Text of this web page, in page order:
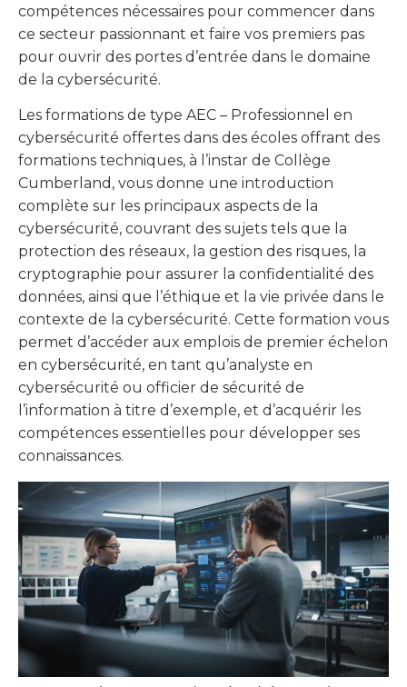
compétences nécessaires pour commencer dans
ce secteur passionnant et faire vos premiers pas
pour ouvrir des portes d’entrée dans le domaine
de la cybersécurité.
Les formations de type AEC – Professionnel en
cybersécurité offertes dans des écoles offrant des
formations techniques, à l’instar de Collège
Cumberland, vous donne une introduction
complète sur les principaux aspects de la
cybersécurité, couvrant des sujets tels que la
protection des réseaux, la gestion des risques, la
cryptographie pour assurer la confidentialité des
données, ainsi que l’éthique et la vie privée dans le
contexte de la cybersécurité. Cette formation vous
permet d’accéder aux emplois de premier échelon
en cybersécurité, en tant qu’analyste en
cybersécurité ou officier de sécurité de
l’information à titre d’exemple, et d’acquérir les
compétences essentielles pour développer ses
connaissances.